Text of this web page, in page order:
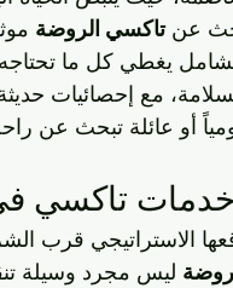
عن تاكسي الروضة
يغطي كل ما تحتاجه
أو عائلة تبحث عن
خدمات تاكسي
الاستراتيجي قرب
ليس مجرد وسيلة